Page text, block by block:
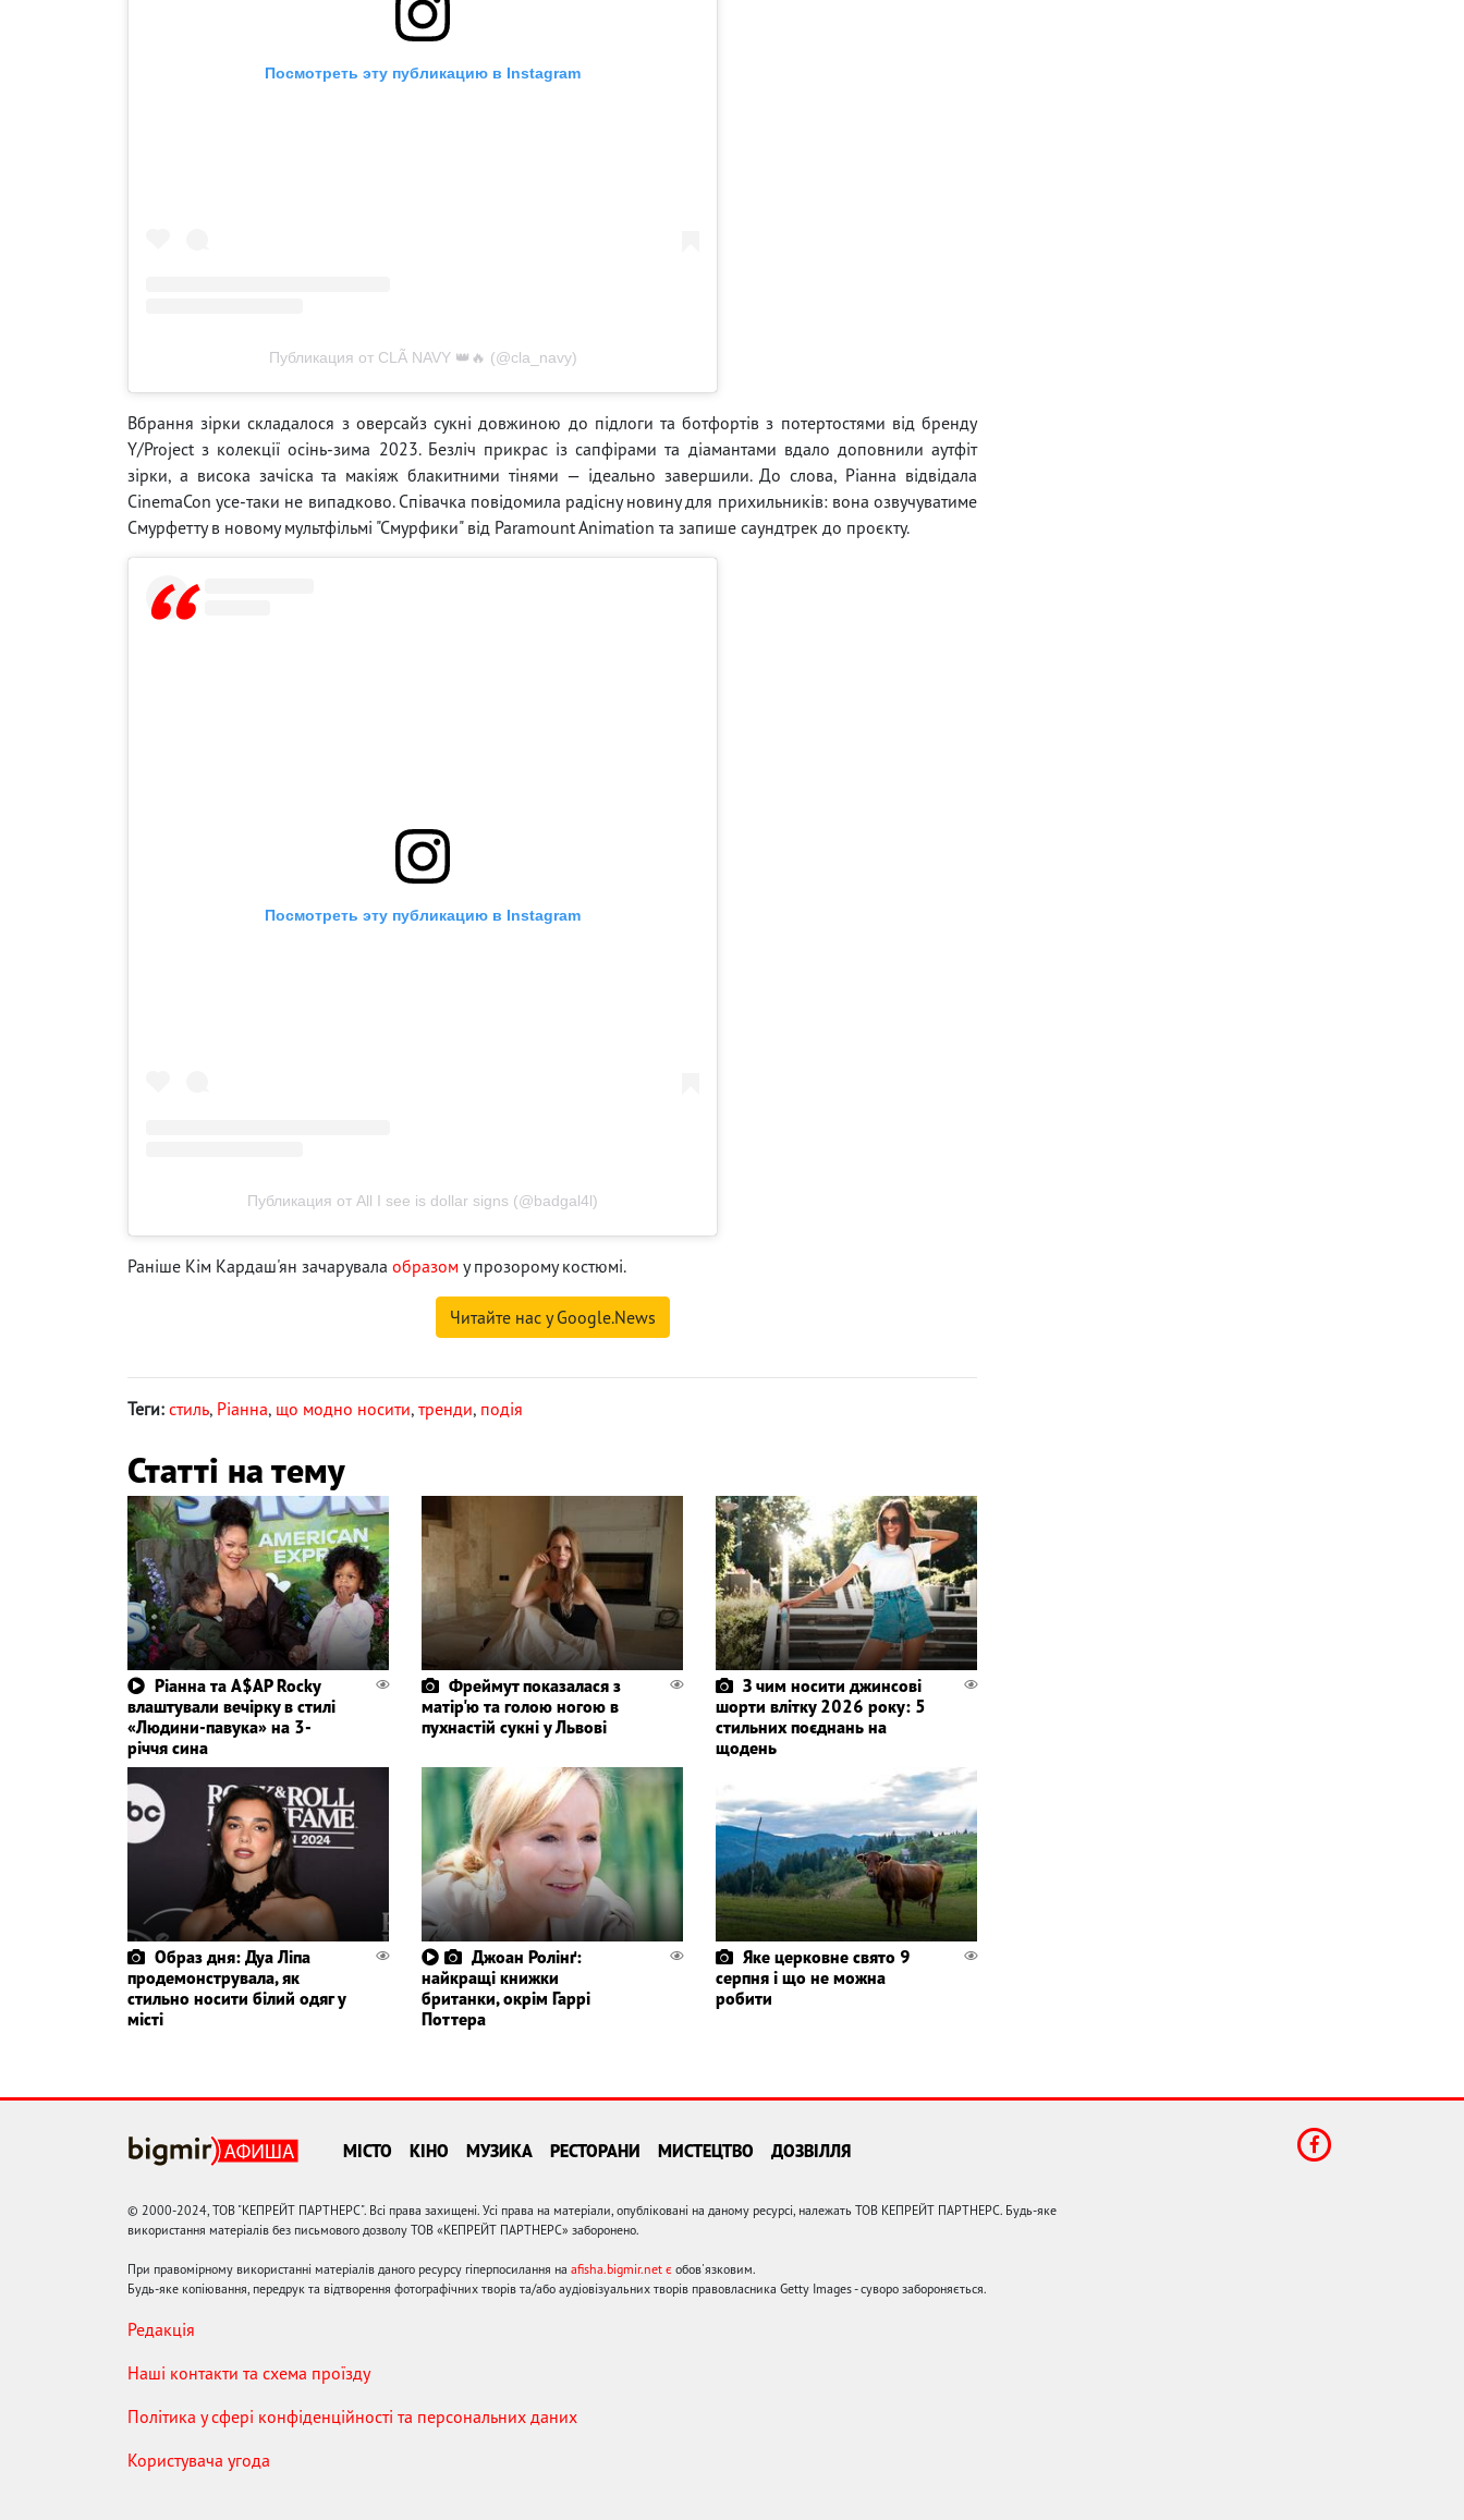
Посмотреть эту публикацию в Instagram
Публикация от CLÃ NAVY 👑🔥 (@cla_navy)
Вбрання зірки складалося з оверсайз сукні довжиною до підлоги та ботфортів з потертостями від бренду
Y/Project з колекції осінь-зима 2023. Безліч прикрас із сапфірами та діамантами вдало доповнили аутфіт
зірки, а висока зачіска та макіяж блакитними тінями — ідеально завершили. До слова, Ріанна відвідала
CinemaCon усе-таки не випадково. Співачка повідомила радісну новину для прихильників: вона озвучуватиме
Смурфетту в новому мультфільмі "Смурфики" від Paramount Animation та запише саундтрек до проєкту.
Посмотреть эту публикацию в Instagram
Публикация от All I see is dollar signs (@badgal4l)
Раніше Кім Кардаш'ян зачарувала образом у прозорому костюмі.
Читайте нас у Google.News
Теги: стиль, Ріанна, що модно носити, тренди, подія
Статті на тему
Ріанна та A$AP Rocky
влаштували вечірку в стилі
«Людини-павука» на 3-
річчя сина
Фреймут показалася з
матір'ю та голою ногою в
пухнастій сукні у Львові
З чим носити джинсові
шорти влітку 2026 року: 5
стильних поєднань на
щодень
Образ дня: Дуа Ліпа
продемонструвала, як
стильно носити білий одяг у
місті
Джоан Ролінґ:
найкращі книжки
британки, окрім Гаррі
Поттера
Яке церковне свято 9
серпня і що не можна
робити
МІСТО КІНО МУЗИКА РЕСТОРАНИ МИСТЕЦТВО ДОЗВІЛЛЯ
© 2000-2024, ТОВ "КЕПРЕЙТ ПАРТНЕРС". Всі права захищені. Усі права на матеріали, опубліковані на даному ресурсі, належать ТОВ КЕПРЕЙТ ПАРТНЕРС. Будь-яке
використання матеріалів без письмового дозволу ТОВ «КЕПРЕЙТ ПАРТНЕРС» заборонено.
При правомірному використанні матеріалів даного ресурсу гіперпосилання на afisha.bigmir.net є обов'язковим.
Будь-яке копіювання, передрук та відтворення фотографічних творів та/або аудіовізуальних творів правовласника Getty Images - суворо забороняється.
Редакція
Наші контакти та схема проїзду
Політика у сфері конфіденційності та персональних даних
Користувача угода